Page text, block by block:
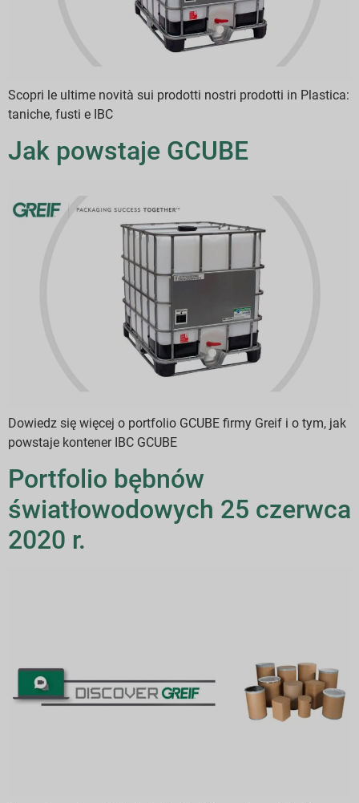
Scopri le ultime novità sui prodotti nostri prodotti in Plastica:
taniche, fusti e IBC
Jak powstaje GCUBE
Dowiedz się więcej o portfolio GCUBE firmy Greif i o tym, jak
powstaje kontener IBC GCUBE
Portfolio bębnów
światłowodowych 25 czerwca
2020 r.